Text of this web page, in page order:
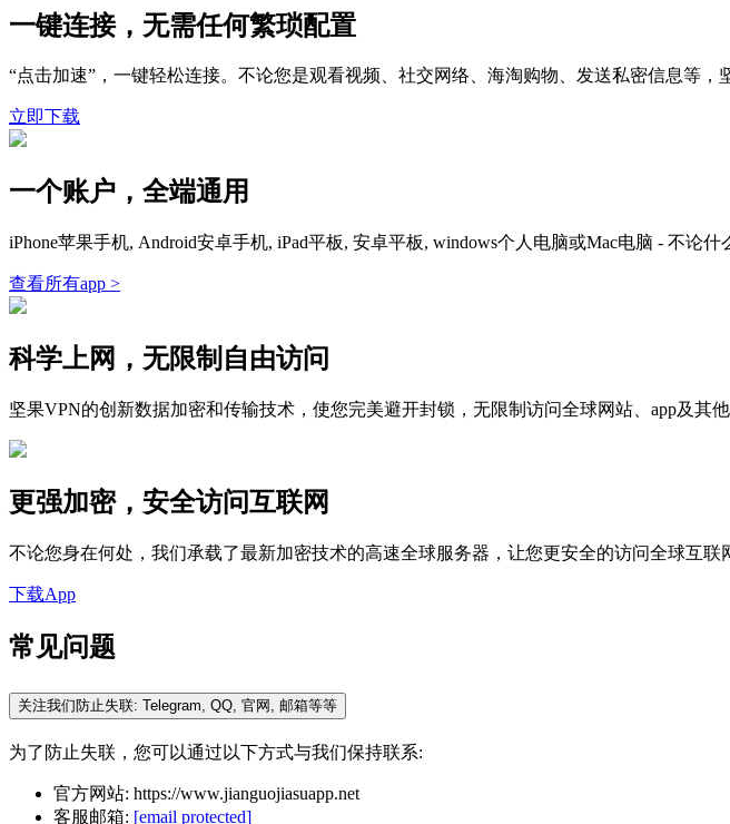
一键连接，无需任何繁琐配置
“点击加速”，一键轻松连接。不论您是观看视频、社交网络、海淘购物、发送私密信息等
立即下载
一个账户，全端通用
iPhone苹果手机, Android安卓手机, iPad平板, 安卓平板, windows个人电脑或Mac电脑 - 不论
查看所有app >
科学上网，无限制自由访问
坚果VPN的创新数据加密和传输技术，使您完美避开封锁，无限制访问全球网站、app及其
更强加密，安全访问互联网
不论您身在何处，我们承载了最新加密技术的高速全球服务器，让您更安全的访问全球互联
下载App
常见问题
关注我们防止失联: Telegram, QQ, 官网, 邮箱等等
为了防止失联，您可以通过以下方式与我们保持联系:
官方网站: https://www.jianguojiasuapp.net
客服邮箱: [email protected]